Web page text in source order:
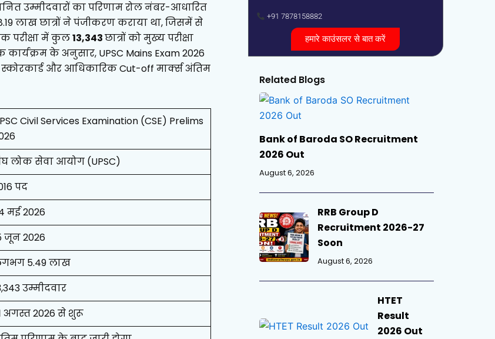
उम्मीदवारों का परिणाम रोल नंबर-आधारित
लाख छात्रों ने पंजीकरण कराया था, जिसमें से
परीक्षा में कुल13,343छात्रों को मुख्य परीक्षा
के अनुसार, UPSC Mains Exam 2026
स्कोरकार्ड और आधिकारिक Cut-off मार्क्स अंतिम
Civil Services Examination (CSE) Prelims
लोक सेवा आयोग (UPSC)
पद
मई 2026
जून 2026
5.49 लाख
उम्मीदवार
अगस्त 2026 से शुरू
+91 7878158882
हमारे काउंसलर से बात करें
Related Blogs
Bank of Baroda SO Recruitment
2026 Out
August 6, 2026
RRB Group D
Recruitment 2026-27
Soon
August 6, 2026
HTET
Result
2026 Out